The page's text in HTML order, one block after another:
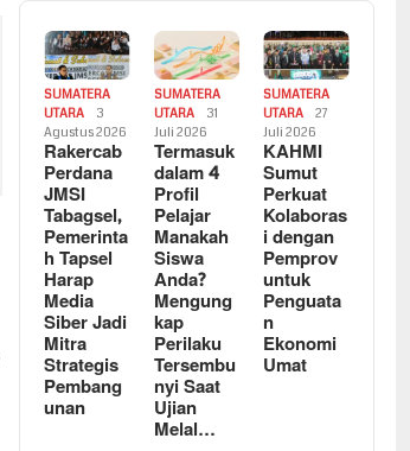
SUMATERA
UTARA
3
Agustus 2026
Rakercab
Perdana
JMSI
Tabagsel,
Pemerinta
h Tapsel
Harap
Media
Siber Jadi
Mitra
Strategis
Pembang
unan
SUMATERA
UTARA
31
Juli 2026
Termasuk
dalam 4
Profil
Pelajar
Manakah
Siswa
Anda?
Mengung
kap
Perilaku
Tersembu
nyi Saat
Ujian
Melal…
SUMATERA
UTARA
27
Juli 2026
KAHMI
Sumut
Perkuat
Kolaboras
i dengan
Pemprov
untuk
Penguata
n
Ekonomi
Umat